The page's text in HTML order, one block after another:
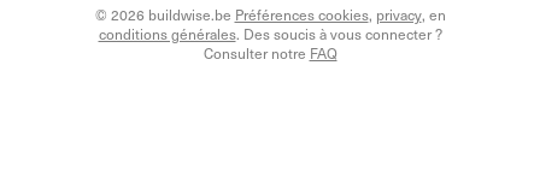
© 2026 buildwise.be Préférences cookies, privacy, en
conditions générales. Des soucis à vous connecter ?
Consulter notre FAQ